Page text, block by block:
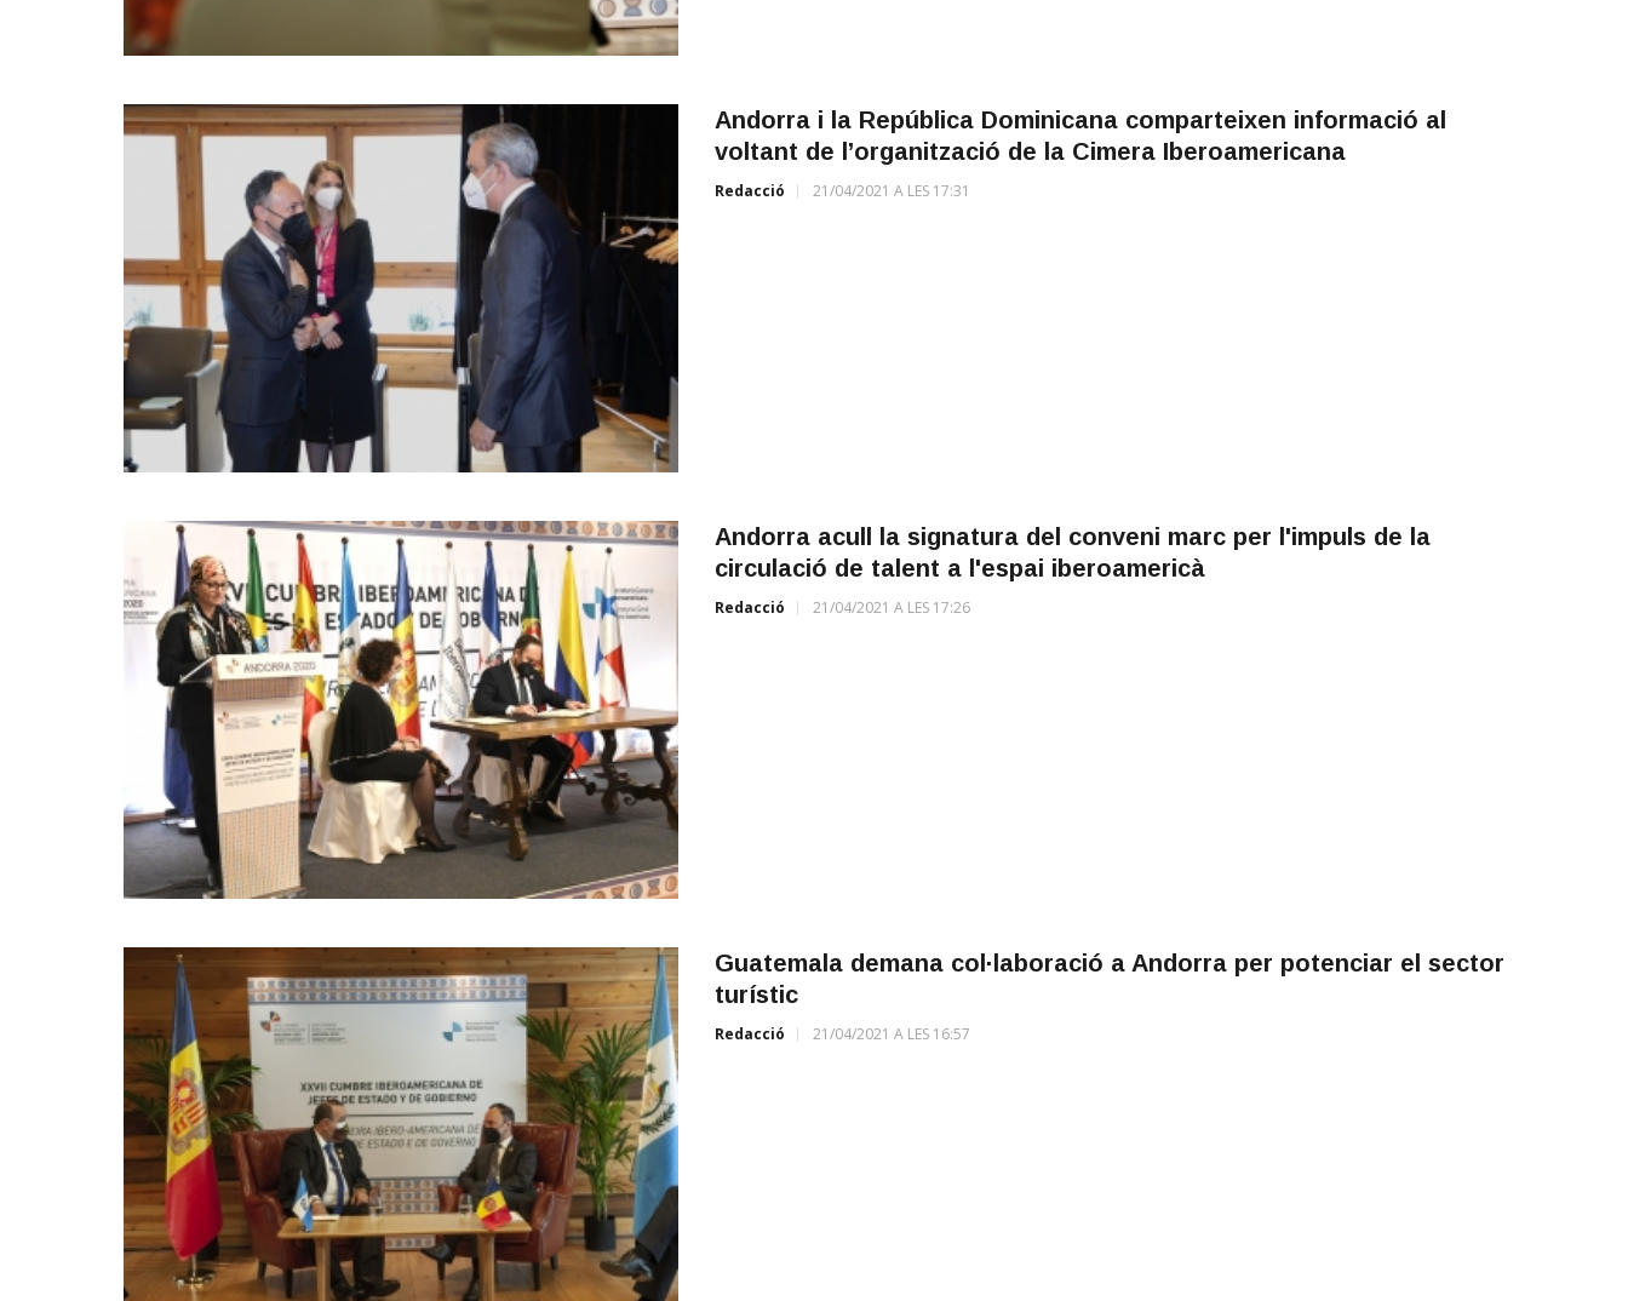
Andorra i la República Dominicana comparteixen informació al
voltant de l’organització de la Cimera Iberoamericana
Redacció 21/04/2021 A LES 17:31
Andorra acull la signatura del conveni marc per l'impuls de la
circulació de talent a l'espai iberoamericà
Redacció 21/04/2021 A LES 17:26
Guatemala demana col·laboració a Andorra per potenciar el sector
turístic
Redacció 21/04/2021 A LES 16:57